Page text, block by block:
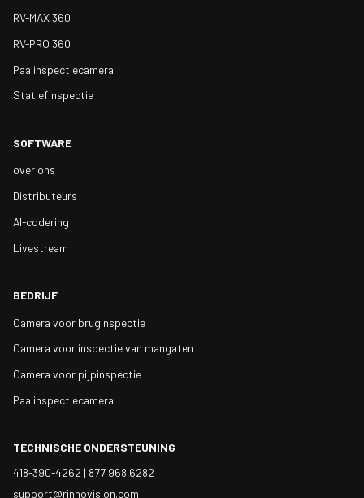
RV-MAX 360
RV-PRO 360
Paalinspectiecamera
Statiefinspectie
SOFTWARE
over ons
Distributeurs
AI-codering
Livestream
BEDRIJF
Camera voor bruginspectie
Camera voor inspectie van mangaten
Camera voor pijpinspectie
Paalinspectiecamera
TECHNISCHE ONDERSTEUNING
418-390-4262 | 877 968 6282
support@rinnovision.com